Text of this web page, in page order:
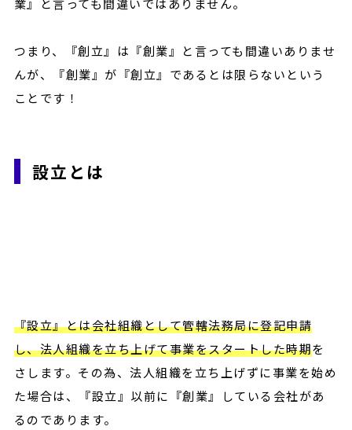
業』と言っても間違いではありません。
つまり、『創立』は『創業』と言っても間違いありませ
んが、『創業』が『創立』であるとは限らないという
ことです！
設立とは
『設立』とは会社組織として管轄法務局に登記申請
し、法人組織を立ち上げて事業をスタートした時期を
さします。その為、法人組織を立ち上げずに事業を始め
た場合は、『設立』以前に『創業』している会社があ
るのであります。